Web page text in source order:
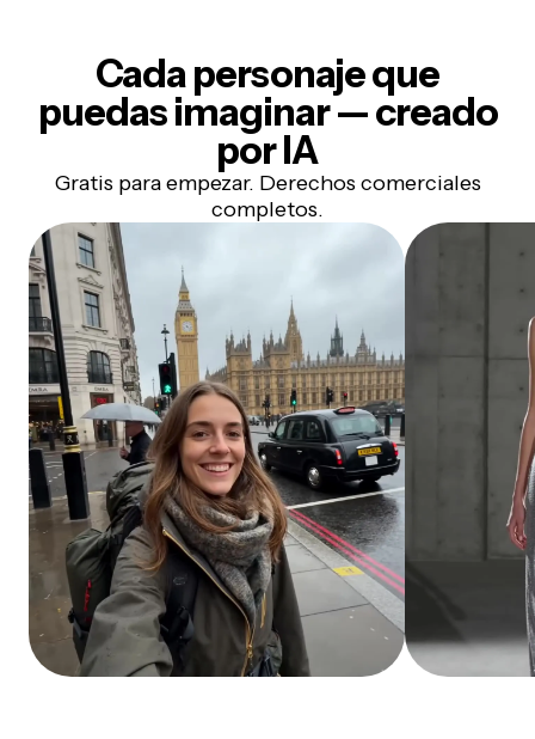
Cada personaje que
puedas imaginar — creado
por IA
Gratis para empezar. Derechos comerciales
completos.